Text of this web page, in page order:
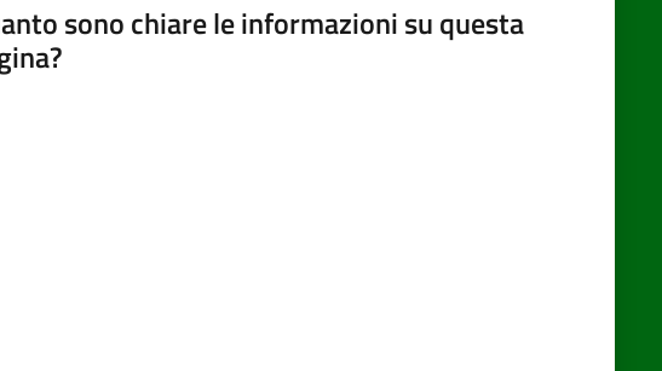
sono chiare le informazioni su questa